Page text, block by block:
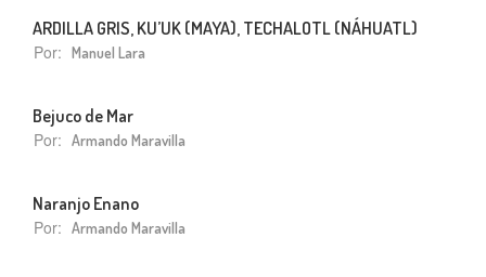
ARDILLA GRIS, KU’UK (MAYA), TECHALOTL (NÁHUATL)
Por: Manuel Lara
Bejuco de Mar
Por: Armando Maravilla
Naranjo Enano
Por: Armando Maravilla